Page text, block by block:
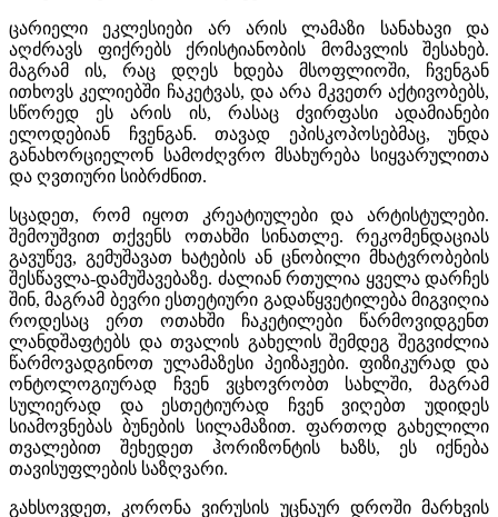
ცარიელი ეკლესიები არ არის ლამაზი სანახავი და
აღძრავს ფიქრებს ქრისტიანობის მომავლის შესახებ.
მაგრამ ის, რაც დღეს ხდება მსოფლიოში, ჩვენგან
ითხოვს კელიებში ჩაკეტვას, და არა მკვეთრ აქტივობებს,
სწორედ ეს არის ის, რასაც ძვირფასი ადამიანები
ელოდებიან ჩვენგან. თავად ეპისკოპოსებმაც, უნდა
განახორციელონ სამოძღვრო მსახურება სიყვარულითა
და ღვთიური სიბრძნით.
სცადეთ, რომ იყოთ კრეატიულები და არტისტულები.
შემოუშვით თქვენს ოთახში სინათლე. რეკომენდაციას
გავუწევ, გემუშავათ ხატების ან ცნობილი მხატვრობების
შესწავლა-დამუშავებაზე. ძალიან რთულია ყველა დარჩეს
შინ, მაგრამ ბევრი ესთეტიური გადაწყვეტილება მიგვიღია
როდესაც ერთ ოთახში ჩაკეტილები წარმოვიდგენთ
ლანდშაფტებს და თვალის გახელის შემდეგ შეგვიძლია
წარმოვადგინოთ ულამაზესი პეიზაჟები. ფიზიკურად და
ონტოლოგიურად ჩვენ ვცხოვრობთ სახლში, მაგრამ
სულიერად და ესთეტიურად ჩვენ ვიღებთ უდიდეს
სიამოვნებას ბუნების სილამაზით. ფართოდ გახელილი
თვალებით შეხედეთ ჰორიზონტის ხაზს, ეს იქნება
თავისუფლების საზღვარი.
გახსოვდეთ, კორონა ვირუსის უცნაურ დროში მარხვის